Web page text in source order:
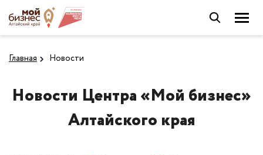
Главная Новости
Новости Центра «Мой бизнес»
Алтайского края